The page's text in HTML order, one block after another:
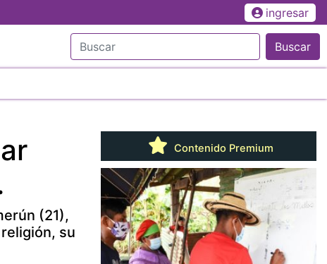
ingresar
Buscar
(21),
su
Contenido Premium